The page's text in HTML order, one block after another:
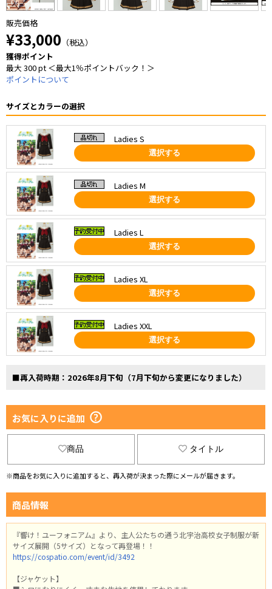
販売価格
¥33,000 （税込）
獲得ポイント
最大 300 pt ＜最大1％ポイントバック！＞
ポイントについて
サイズとカラーの選択
Ladies S
選択する
Ladies M
選択する
Ladies L
選択する
Ladies XL
選択する
Ladies XXL
選択する
■再入荷時期：2026年8月下旬（7月下旬から変更になりました）
お気に入りに追加
商品 タイトル
※商品をお気に入りに追加すると、再入荷が決まった際にメールが届きます。
商品情報
『響け！ユーフォニアム』より、主人公たちの通う北宇治高校女子制服が新
サイズ展開（5サイズ）となって再登場！！
https://cospatio.com/event/id/3492
【ジャケット】